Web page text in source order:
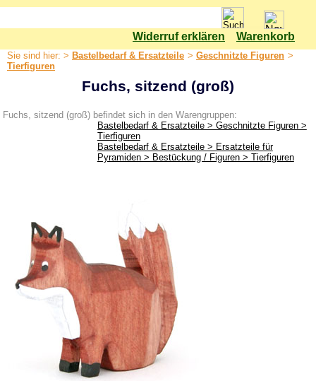
Widerruf erklären Warenkorb
Sie sind hier: > Bastelbedarf & Ersatzteile > Geschnitzte Figuren >
TierfigurenBastelbedarf & Ersatzteile
Bastelset
Elektrik & Leuchtmittel
Ersatzteile für Pyramiden
Bergmänner
Christliche Figuren
Tierfiguren
Verschiedene Figuren
Glas-Manschetten
Glimmer, Flitter & Verzierung
Glöckchen
Fuchs, sitzend (groß)
Fuchs, sitzend (groß) befindet sich in den Warengruppen:
Bastelbedarf & Ersatzteile > Geschnitzte Figuren >
Tierfiguren
Bastelbedarf & Ersatzteile > Ersatzteile für
Pyramiden > Bestückung / Figuren > Tierfiguren